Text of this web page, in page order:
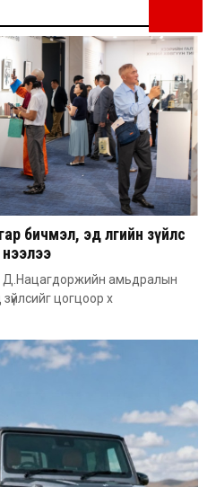
бичмэл, эд өлгийн зүйлс
нээлээ
Д.Нацагдоржийн амьдралын
цогцоор х